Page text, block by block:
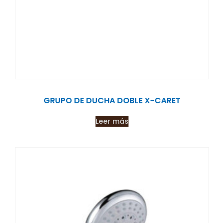
GRUPO DE DUCHA DOBLE X-CARET
Leer más